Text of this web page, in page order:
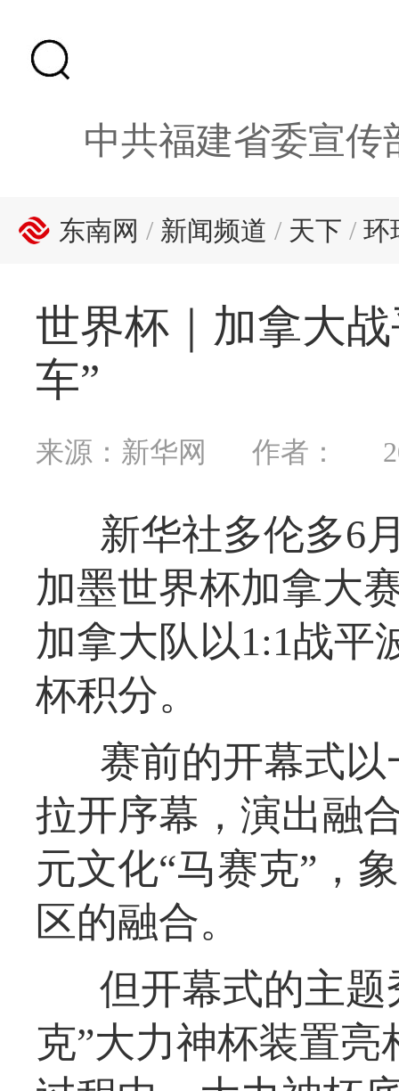
中共福建省委宣传
东南网 / 新闻频道 / 天下 / 环
世界杯｜加拿大
车”
来源：新华网 作者：
新华社多伦多6
加墨世界杯加拿大
加拿大队以1:1战平
杯积分。
赛前的开幕式
拉开序幕，演出融
元文化“马赛克”，
区的融合。
但开幕式的主
克”大力神杯装置